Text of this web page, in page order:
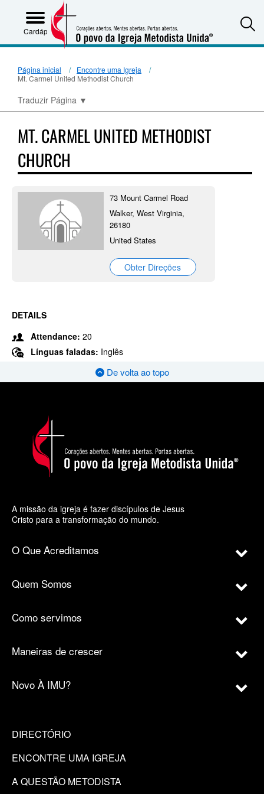
Cardápio
Página inicial
Encontre uma Igreja
Mt. Carmel United Methodist Church
Traduzir Página ▼
MT. CARMEL UNITED METHODIST
CHURCH
73 Mount Carmel Road
Walker, West Virginia,
26180
United States
Obter Direções
DETAILS
Attendance: 20
Línguas faladas: Inglês
De volta ao topo
A missão da igreja é fazer discípulos de Jesus
Cristo para a transformação do mundo.
O Que Acreditamos
Quem Somos
Como servimos
Maneiras de crescer
Novo À IMU?
DIRECTÓRIO
ENCONTRE UMA IGREJA
A QUESTÃO METODISTA